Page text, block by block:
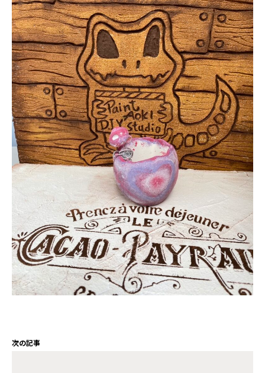
次の記事